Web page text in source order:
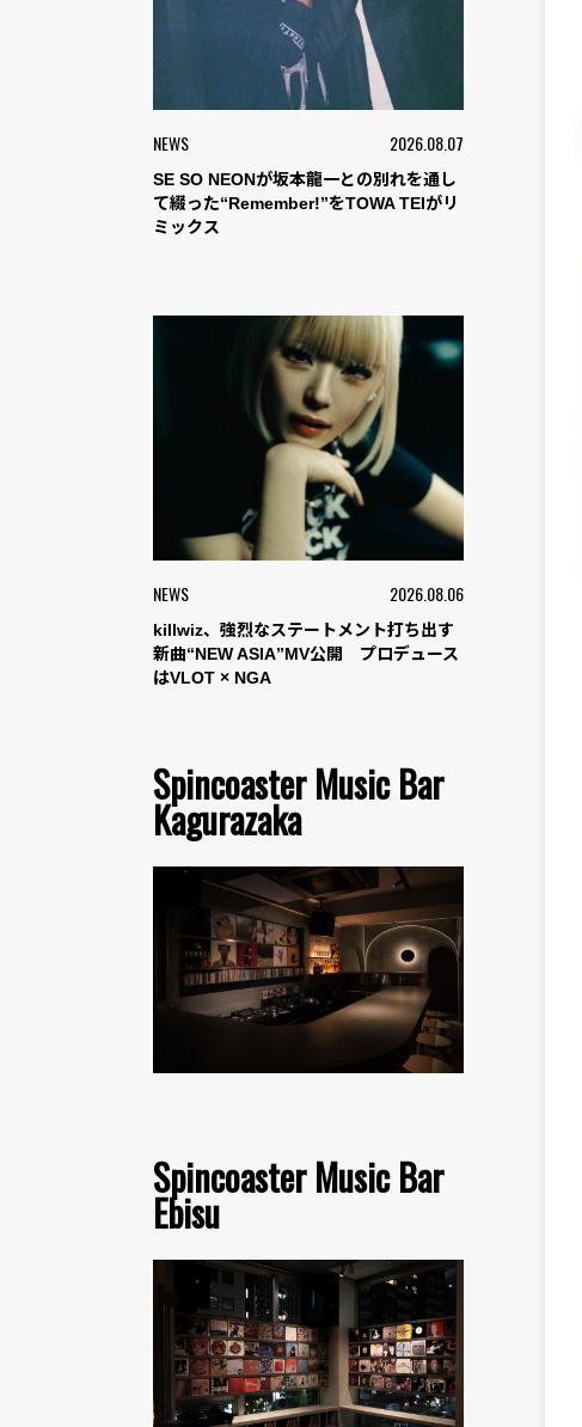
NEWS 2026.08.07
SE SO NEONが坂本龍一との別れを通し
て綴った“Remember!”をTOWA TEIがリ
ミックス
NEWS 2026.08.06
killwiz、強烈なステートメント打ち出す
新曲“NEW ASIA”MV公開 プロデュース
はVLOT × NGA
Spincoaster Music Bar
Kagurazaka
Spincoaster Music Bar
Ebisu